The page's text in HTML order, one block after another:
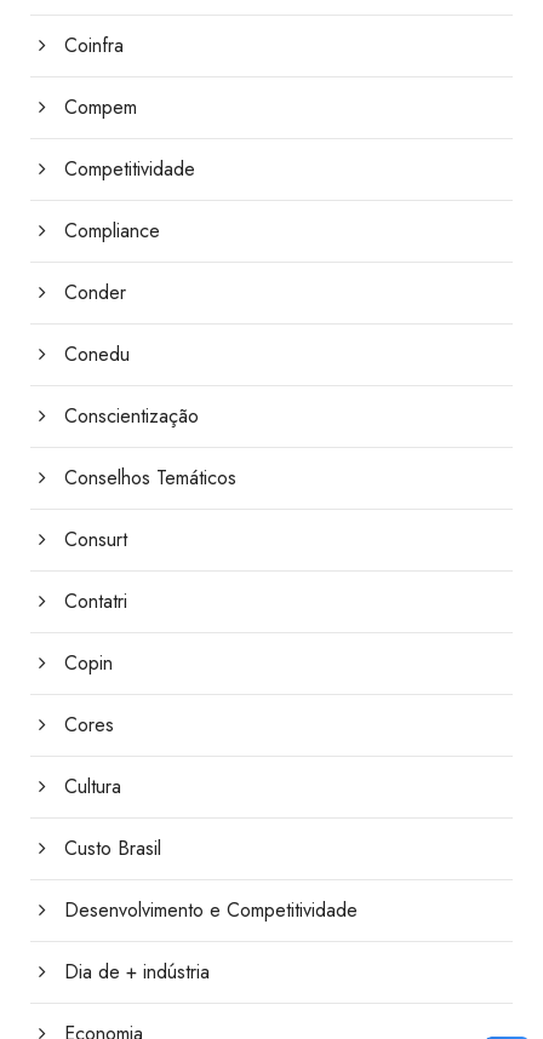
Coinfra
Compem
Competitividade
Compliance
Conder
Conedu
Conscientização
Conselhos Temáticos
Consurt
Contatri
Copin
Cores
Cultura
Custo Brasil
Desenvolvimento e Competitividade
Dia de + indústria